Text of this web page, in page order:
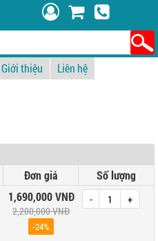
Giới thiệu Liên hệ
Đơn giá
Số lượng
1,690,000 VNĐ
2,200,000 VNĐ
-24%
- +